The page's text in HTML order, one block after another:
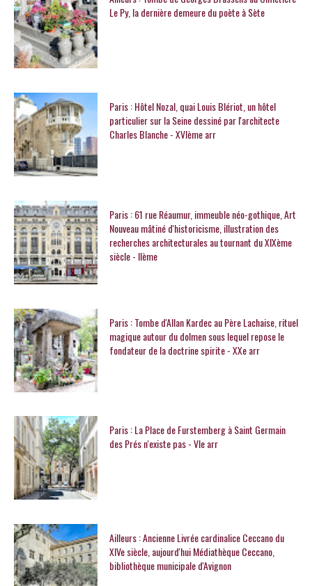
Le Py, la dernière demeure du poète à Sète
Paris : Hôtel Nozal, quai Louis Blériot, un hôtel
particulier sur la Seine dessiné par l'architecte
Charles Blanche - XVIème arr
Paris : 61 rue Réaumur, immeuble néo-gothique, Art
Nouveau mâtiné d'historicisme, illustration des
recherches architecturales au tournant du XIXème
siècle - IIème
Paris : Tombe d'Allan Kardec au Père Lachaise, rituel
magique autour du dolmen sous lequel repose le
fondateur de la doctrine spirite - XXe arr
Paris : La Place de Furstemberg à Saint Germain
des Prés n'existe pas - VIe arr
Ailleurs : Ancienne Livrée cardinalice Ceccano du
XIVe siècle, aujourd'hui Médiathèque Ceccano,
bibliothèque municipale d'Avignon